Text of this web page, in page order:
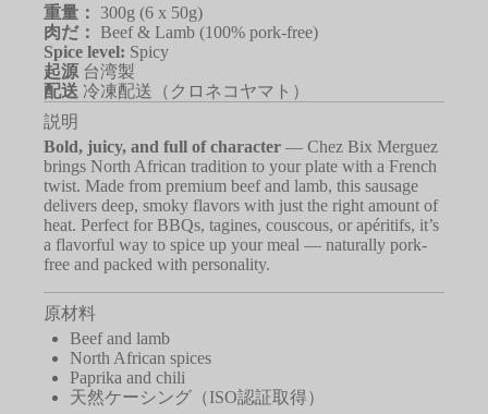
重量：
300g (6 x 50g)
肉だ： Beef & Lamb (100% pork-free)
Spice level: Spicy
起源 台湾製
配送 冷凍配送（クロネコヤマト）
説明
Bold, juicy, and full of character — Chez Bix Merguez
brings North African tradition to your plate with a French
twist. Made from premium beef and lamb, this sausage
delivers deep, smoky flavors with just the right amount of
heat. Perfect for BBQs, tagines, couscous, or apéritifs, it’s
a flavorful way to spice up your meal — naturally pork-
free and packed with personality.
原材料
Beef and lamb
North African spices
Paprika and chili
天然ケーシング（ISO認証取得）